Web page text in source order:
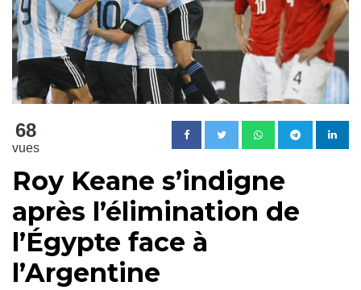
68
vues
Roy Keane s’indigne
après l’élimination de
l’Égypte face à
l’Argentine